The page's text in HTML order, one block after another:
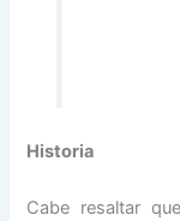
Historia
Cabe resaltar